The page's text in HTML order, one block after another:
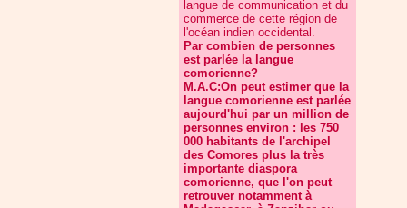
langue de communication et du
commerce de cette région de
l'océan indien occidental.
Par combien de personnes
est parlée la langue
comorienne?
M.A.C:On peut estimer que la
langue comorienne est parlée
aujourd'hui par un million de
personnes environ : les 750
000 habitants de l'archipel
des Comores plus la très
importante diaspora
comorienne, que l'on peut
retrouver notamment à